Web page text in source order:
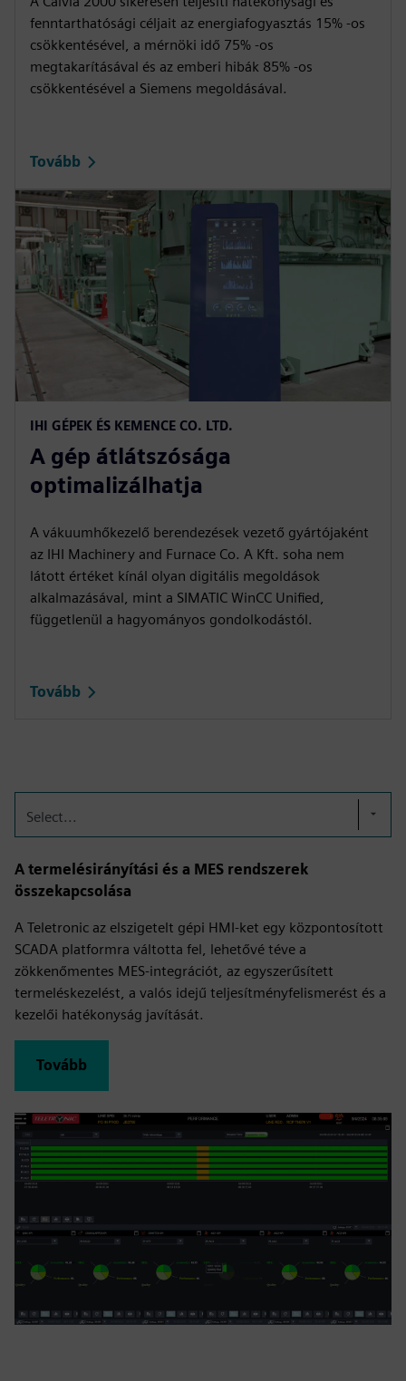
n
s
e
e
n
fenntarthatósági céljait az energiafogyasztás 15% -os
csökkentésével, a mérnöki idő 75% -os
megtakarításával és az emberi hibák 85% -os
csökkentésével a Siemens megoldásával.
Tovább
IHI GÉPEK ÉS KEMENCE CO. LTD.
A gép átlátszósága
optimalizálhatja
A vákuumhőkezelő berendezések vezető gyártójaként
az IHI Machinery and Furnace Co. A Kft. soha nem
látott értéket kínál olyan digitális megoldások
alkalmazásával, mint a SIMATIC WinCC Unified,
függetlenül a hagyományos gondolkodástól.
Tovább
Select...
A termelésirányítási és a MES rendszerek
összekapcsolása
A Teletronic az elszigetelt gépi HMI-ket egy központosított
SCADA platformra váltotta fel, lehetővé téve a
zökkenőmentes MES-integrációt, az egyszerűsített
termeléskezelést, a valós idejű teljesítményfelismerést és a
kezelői hatékonyság javítását.
Tovább